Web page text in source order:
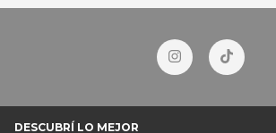
DESCUBRÍ LO MEJOR